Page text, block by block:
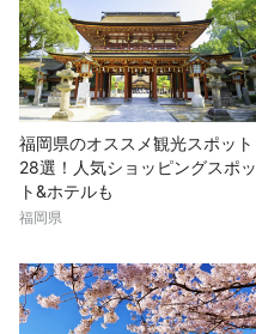
福岡県のオススメ観光スポット
28選！人気ショッピングスポッ
ト&ホテルも
福岡県